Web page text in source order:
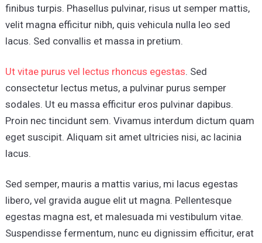
finibus turpis. Phasellus pulvinar, risus ut semper mattis,
velit magna efficitur nibh, quis vehicula nulla leo sed
lacus. Sed convallis et massa in pretium.
Ut vitae purus vel lectus rhoncus egestas. Sed
consectetur lectus metus, a pulvinar purus semper
sodales. Ut eu massa efficitur eros pulvinar dapibus.
Proin nec tincidunt sem. Vivamus interdum dictum quam
eget suscipit. Aliquam sit amet ultricies nisi, ac lacinia
lacus.
Sed semper, mauris a mattis varius, mi lacus egestas
libero, vel gravida augue elit ut magna. Pellentesque
egestas magna est, et malesuada mi vestibulum vitae.
Suspendisse fermentum, nunc eu dignissim efficitur, erat